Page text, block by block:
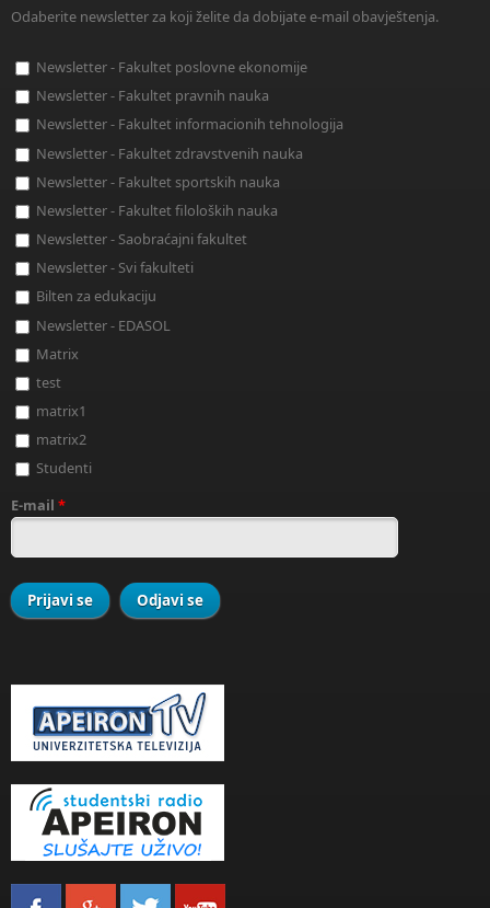
Odaberite newsletter za koji želite da dobijate e-mail obavještenja.
Newsletter - Fakultet poslovne ekonomije
Newsletter - Fakultet pravnih nauka
Newsletter - Fakultet informacionih tehnologija
Newsletter - Fakultet zdravstvenih nauka
Newsletter - Fakultet sportskih nauka
Newsletter - Fakultet filoloških nauka
Newsletter - Saobraćajni fakultet
Newsletter - Svi fakulteti
Bilten za edukaciju
Newsletter - EDASOL
Matrix
test
matrix1
matrix2
Studenti
E-mail *